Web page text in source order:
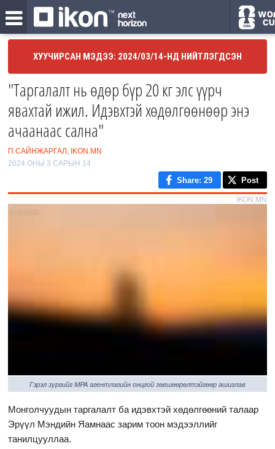
ХУУЧИРСАН МЭДЭЭ: 2024/03/14-НД НИЙТЛЭГДСЭН
"Таргалалт нь өдөр бүр 20 кг элс үүрч
явахтай ижил. Идэвхтэй хөдөлгөөнөөр энэ
ачаанаас сална"
П.САЙНЖАРГАЛ, IKON.MN
2024 ОНЫ 3 САРЫН 14
Share: 29 Post
IKON.MN
Гэрэл зургийг MPA агентлагийн онцгой зөвшөөрөлтэйгөөр ашиглав
Монголчуудын таргалалт ба идэвхтэй хөдөлгөөний талаар
Эрүүл Мэндийн Яамнаас зарим тоон мэдээллийг
танилцууллаа.